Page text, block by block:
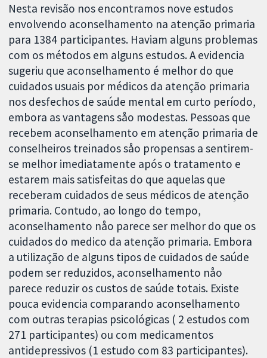
Nesta revisão nos encontramos nove estudos
envolvendo aconselhamento na atenção primaria
para 1384 participantes. Haviam alguns problemas
com os métodos em alguns estudos. A evidencia
sugeriu que aconselhamento é melhor do que
cuidados usuais por médicos da atenção primaria
nos desfechos de saúde mental em curto período,
embora as vantagens såo modestas. Pessoas que
recebem aconselhamento em atenção primaria de
conselheiros treinados såo propensas a sentirem-
se melhor imediatamente após o tratamento e
estarem mais satisfeitas do que aquelas que
receberam cuidados de seus médicos de atenção
primaria. Contudo, ao longo do tempo,
aconselhamento nåo parece ser melhor do que os
cuidados do medico da atenção primaria. Embora
a utilização de alguns tipos de cuidados de saúde
podem ser reduzidos, aconselhamento nåo
parece reduzir os custos de saúde totais. Existe
pouca evidencia comparando aconselhamento
com outras terapias psicológicas ( 2 estudos com
271 participantes) ou com medicamentos
antidepressivos (1 estudo com 83 participantes).